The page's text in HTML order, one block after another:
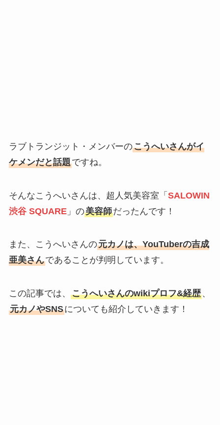
ラブトランジット・メンバーのこうへいさんがイ
ケメンだと話題ですね。
そんなこうへいさんは、超人気美容室「 SALOWIN
渋谷 SQUARE」の美容師だったんです！
また、こうへいさんの元カノは、YouTuberの吉成
亜美さんであることが判明しています。
この記事では、 こうへいさんのwikiプロフ&経歴、
元カノやSNSについても紹介していきます！